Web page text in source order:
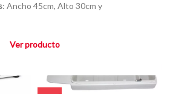
: Ancho 45cm, Alto 30cm y
Ver producto